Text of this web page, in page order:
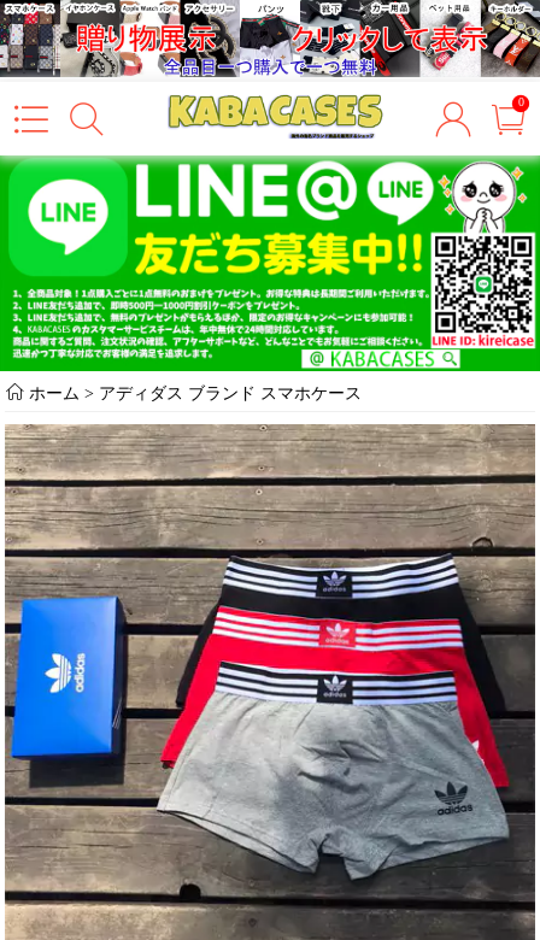
0
ホーム > アディダス ブランド スマホケース